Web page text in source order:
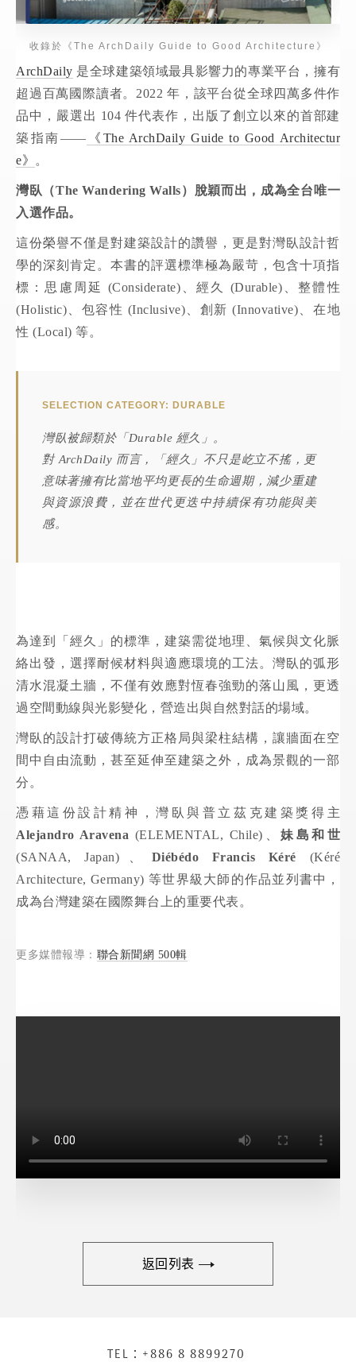
收錄於《The ArchDaily Guide to Good Architecture》
ArchDaily 是全球建築領域最具影響力的專業平台，擁有
超過百萬國際讀者。2022 年，該平台從全球四萬多件作
品中，嚴選出 104 件代表作，出版了創立以來的首部建
築指南—— 《The ArchDaily Guide to Good Architectur
e》
。
灣臥（The Wandering Walls）脫穎而出，成為全台唯一
入選作品。
這份榮譽不僅是對建築設計的讚譽，更是對灣臥設計哲
學的深刻肯定。本書的評選標準極為嚴苛，包含十項指
標：思慮周延 (Considerate)、經久 (Durable)、整體性
(Holistic)、包容性 (Inclusive)、創新 (Innovative)、在地
性 (Local) 等。
SELECTION CATEGORY: DURABLE
灣臥被歸類於「Durable 經久」。
對 ArchDaily 而言，「經久」不只是屹立不搖，更
意味著擁有比當地平均更長的生命週期，減少重建
與資源浪費，並在世代更迭中持續保有功能與美
感。
為達到「經久」的標準，建築需從地理、氣候與文化脈
絡出發，選擇耐候材料與適應環境的工法。灣臥的弧形
清水混凝土牆，不僅有效應對恆春強勁的落山風，更透
過空間動線與光影變化，營造出與自然對話的場域。
灣臥的設計打破傳統方正格局與梁柱結構，讓牆面在空
間中自由流動，甚至延伸至建築之外，成為景觀的一部
分。
憑藉這份設計精神，灣臥與普立茲克建築獎得主
Alejandro Aravena (ELEMENTAL, Chile)、妹島和世
(SANAA, Japan)、 Diébédo Francis Kéré (Kéré
Architecture, Germany) 等世界級大師的作品並列書中，
成為台灣建築在國際舞台上的重要代表。
更多媒體報導： 聯合新聞網 500輯
返回列表
TEL： +886 8 8899270